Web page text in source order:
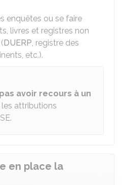
enquêtes ou se faire
livres et registres non
DUERP, registre des
etc.).
avoir recours à un
les attributions
en place la